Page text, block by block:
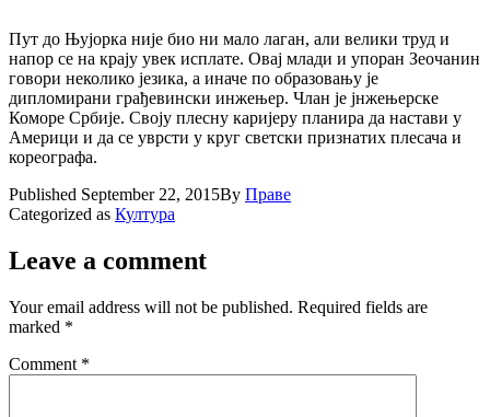
Пут до Њуjорка ниjе био ни мало лаган, али велики труд и
напор се на краjу увек исплате. Оваj млади и упоран Зеочанин
говори неколико jезика, а иначе по образовању jе
дипломирани грађевински инжењер. Члан jе jнжењерске
Коморе Србиjе. Своjу плесну кариjеру планира да настави у
Америци и да се уврсти у круг светски признатих плесача и
кореографа.
Published September 22, 2015By Праве
Categorized as Култура
Leave a comment
Your email address will not be published. Required fields are
marked *
Comment *